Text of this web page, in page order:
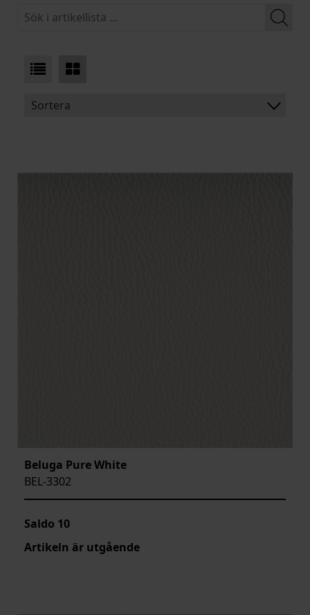
Sortera
Beluga Pure White
BEL-3302
Saldo 10
Artikeln är utgående